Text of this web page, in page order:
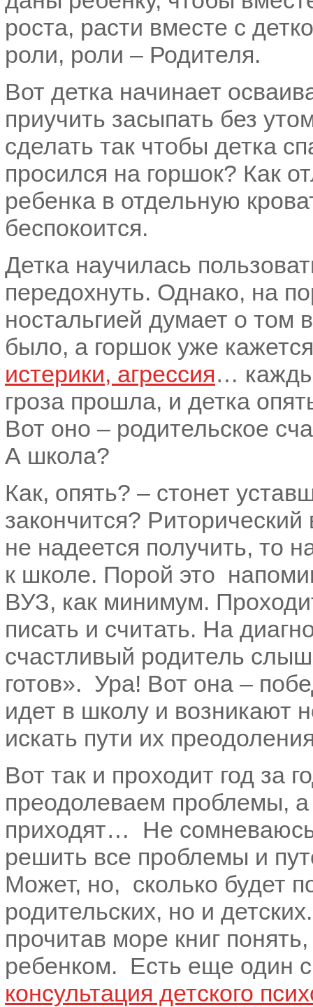
роста, расти вместе с
роли, роли – Родителя.
Вот детка начинает
приучить засыпать без
сделать так чтобы детка
просился на горшок? Как
ребенка в отдельную
беспокоится.
Детка научилась
передохнуть. Однако, на
ностальгией думает о том
было, а горшок уже
истерики, агрессия…
гроза прошла, и детка
Вот оно – родительское
А школа?
Как, опять? – стонет
закончится? Риторический
не надеется получить, то
к школе. Порой это
ВУЗ, как минимум.
писать и считать. На
счастливый родитель
готов». Ура! Вот она –
идет в школу и возникают
искать пути их
Вот так и проходит год за
преодолеваем проблемы,
приходят… Не
решить все проблемы и
Может, но, сколько будет
родительских, но и
прочитав море книг
ребенком. Есть еще один
консультация детского